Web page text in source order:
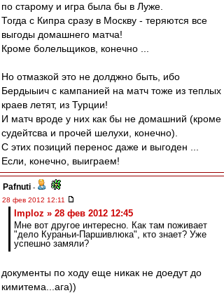
по старому и игра была бы в Луже.
Тогда с Кипра сразу в Москву - теряются все
выгоды домашнего матча!
Кроме болельщиков, конечно ...
Но отмазкой это не долджно быть, ибо
Бердыыич с кампанией на матч тоже из теплых
краев летят, из Турции!
И матч вроде у них как бы не домашний (кроме
судейтсва и прочей шелухи, конечно).
С этих позиций перенос даже и выгоден ...
Если, конечно, выиграем!
Pafnuti -
28 фев 2012 12:11
Imploz » 28 фев 2012 12:45
Мне вот другое интересно. Как там поживает
"дело Кураньи-Паршивлюка", кто знает? Уже
успешно замяли?
документы по ходу еще никак не доедут до
кимитема...ага))